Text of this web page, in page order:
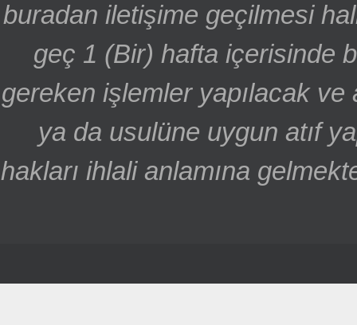
buradan iletişime geçilmesi
geç 1 (Bir) hafta içerisinde
gereken işlemler yapılacak ve
ya da usulüne uygun atıf
hakları ihlali anlamına